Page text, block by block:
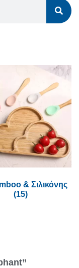
& Σιλικόνης
(15)